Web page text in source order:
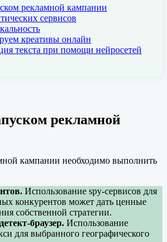
рекламной кампании
сервисов
креативы онлайн
текста при помощи нейросетей
рекламной
кампании необходимо выполнить
Использование spy-сервисов для
конкурентов может дать ценные
собственной стратегии.
браузер. Использование
для выбранного географического